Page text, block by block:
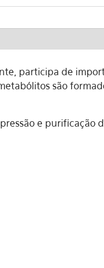
participa de
são
e purificação